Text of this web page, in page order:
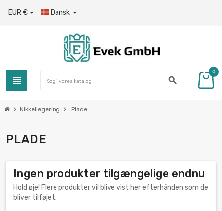
EUR € Dansk 
view_headline search
0
chevron_right Nikkellegering chevron_right Plade
PLADE
Ingen produkter tilgængelige endnu
Hold øje! Flere produkter vil blive vist her efterhånden som de
bliver tilføjet.